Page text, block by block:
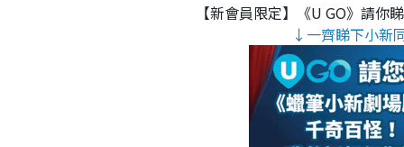
【新會員限定】《U GO》請
↓一齊睇下小新